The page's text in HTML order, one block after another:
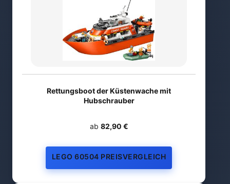
Rettungsboot der Küstenwache mit
Hubschrauber
ab 82,90 €
LEGO 60504 PREISVERGLEICH